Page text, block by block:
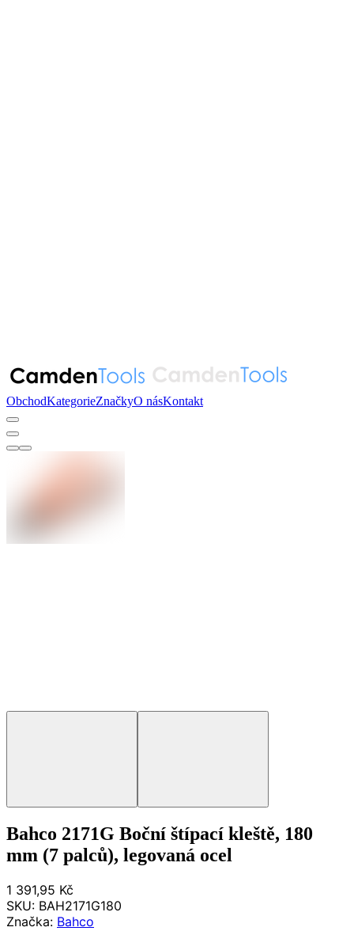
ObchodKategorieZnačkyO násKontakt
Bahco 2171G Boční štípací kleště, 180
mm (7 palců), legovaná ocel
1 391,95 Kč
SKU: BAH2171G180
Značka: Bahco